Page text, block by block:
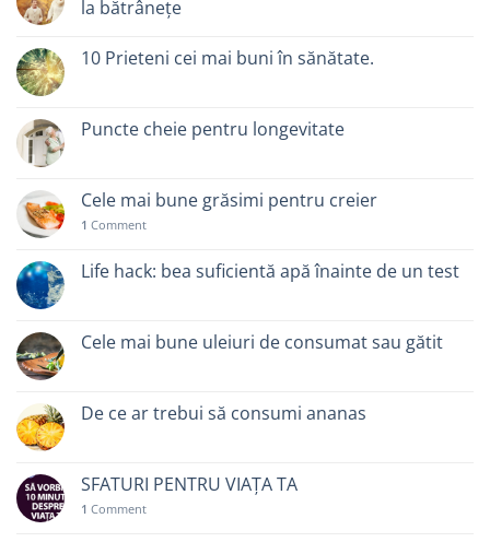
la bătrânețe
10 Prieteni cei mai buni în sănătate.
Puncte cheie pentru longevitate
Cele mai bune grăsimi pentru creier
1 Comment
Life hack: bea suficientă apă înainte de un test
Cele mai bune uleiuri de consumat sau gătit
De ce ar trebui să consumi ananas
SFATURI PENTRU VIAȚA TA
1 Comment